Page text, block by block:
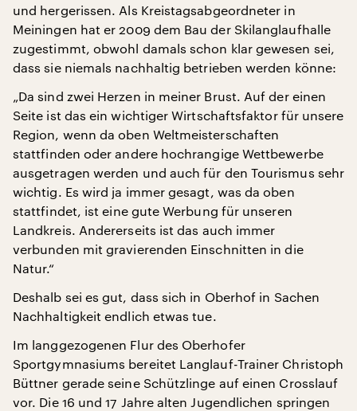
und hergerissen. Als Kreistagsabgeordneter in
Meiningen hat er 2009 dem Bau der Skilanglaufhalle
zugestimmt, obwohl damals schon klar gewesen sei,
dass sie niemals nachhaltig betrieben werden könne:
„Da sind zwei Herzen in meiner Brust. Auf der einen
Seite ist das ein wichtiger Wirtschaftsfaktor für unsere
Region, wenn da oben Weltmeisterschaften
stattfinden oder andere hochrangige Wettbewerbe
ausgetragen werden und auch für den Tourismus sehr
wichtig. Es wird ja immer gesagt, was da oben
stattfindet, ist eine gute Werbung für unseren
Landkreis. Andererseits ist das auch immer
verbunden mit gravierenden Einschnitten in die
Natur.“
Deshalb sei es gut, dass sich in Oberhof in Sachen
Nachhaltigkeit endlich etwas tue.
Im langgezogenen Flur des Oberhofer
Sportgymnasiums bereitet Langlauf-Trainer Christoph
Büttner gerade seine Schützlinge auf einen Crosslauf
vor. Die 16 und 17 Jahre alten Jugendlichen springen